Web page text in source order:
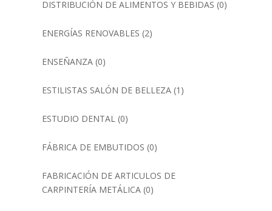
DISTRIBUCIÓN DE ALIMENTOS Y BEBIDAS (0)
ENERGÍAS RENOVABLES (2)
ENSEÑANZA(0)
ESTILISTAS SALÓN DE BELLEZA(1)
ESTUDIO DENTAL (0)
FÁBRICA DE EMBUTIDOS (0)
FABRICACIÓN DE ARTICULOS DE
CARPINTERÍA METÁLICA(0)